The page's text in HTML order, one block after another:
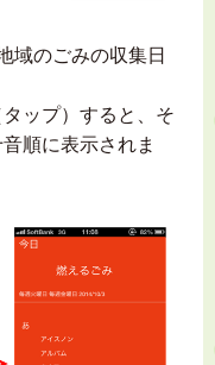
域のごみの収集日
ップ）すると、そ
順に表示されま